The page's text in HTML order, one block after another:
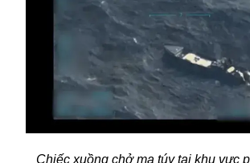
Chiếc xuồng chở ma túy tại khu vực